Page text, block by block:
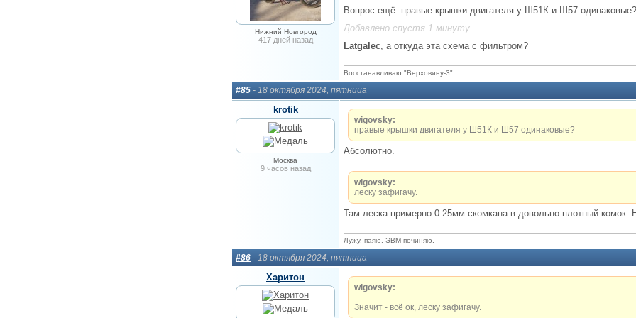
Нижний Новгород
417 дней назад
Вопрос ещё: правые крышки двигателя у Ш51К и Ш57 одинаковые?
Добавлено спустя 1 минуту
Latgalec, а откуда эта схема с фильтром?
Восстанавливаю "Верховину-3"
#85 - 18 октября 2024, пятница
krotik
Москва
9 часов назад
wigovsky:
правые крышки двигателя у Ш51К и Ш57 одинаковые?
Абсолютно.
wigovsky:
леску зафигачу.
Там леска примерно 0.25мм скомкана в довольно плотный комок.
Лужу, паяю, ЭВМ починяю.
#86 - 18 октября 2024, пятница
Харитон
wigovsky:
Значит - всё ок, леску зафигачу.